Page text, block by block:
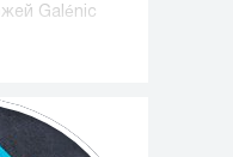
Galénic
для